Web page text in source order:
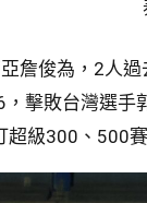
詹俊為，2人
擊敗台灣選手
級300、500